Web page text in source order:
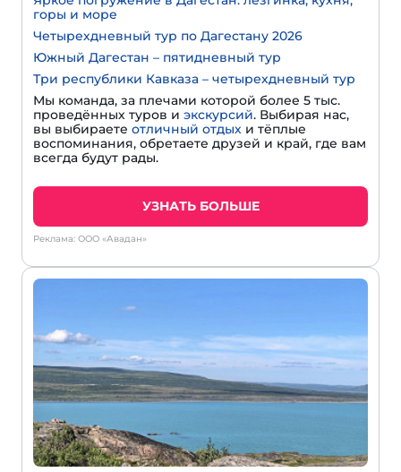
горы и море
Четырехдневный тур по Дагестану 2026
Южный Дагестан – пятидневный тур
Три республики Кавказа – четырехдневный тур
Мы команда, за плечами которой более 5 тыс.
проведённых туров и экскурсий. Выбирая нас,
вы выбираете отличный отдых и тёплые
воспоминания, обретаете друзей и край, где вам
всегда будут рады.
УЗНАТЬ БОЛЬШЕ
Реклама: ООО «Авадан»